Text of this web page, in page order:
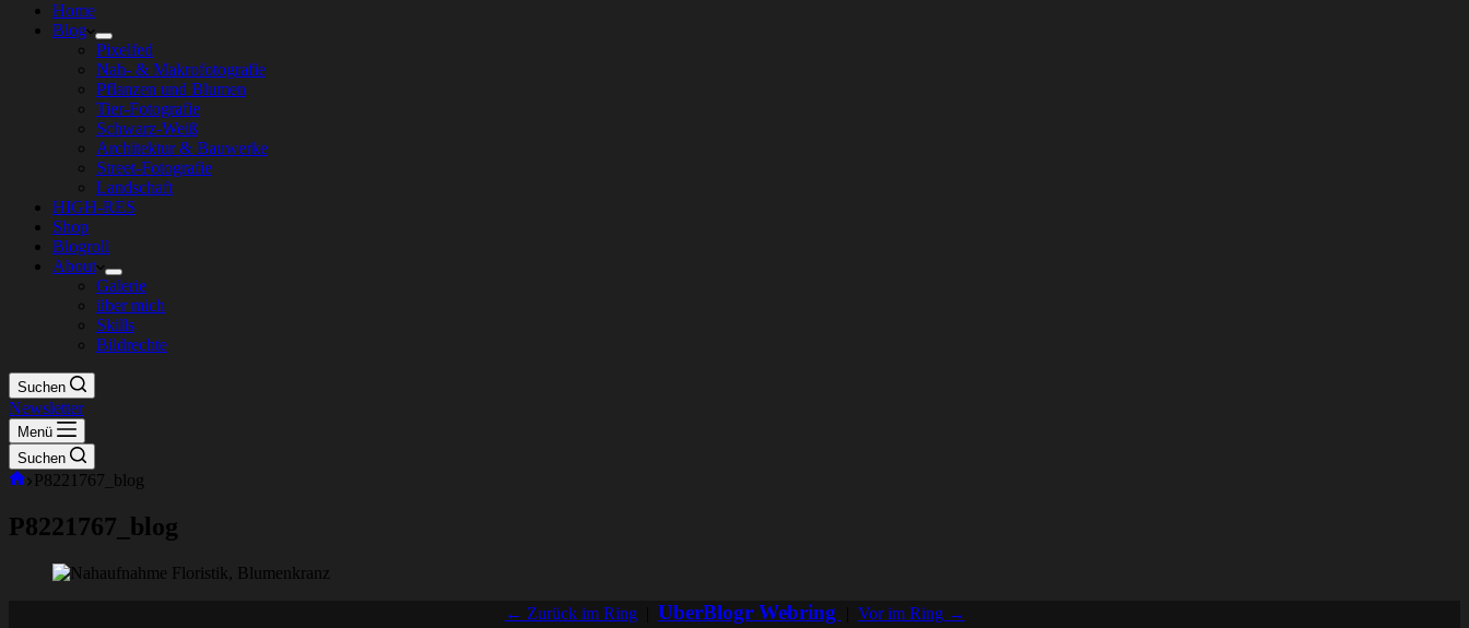
Home
Blog
Pixelfed
Nah- & Makrofotografie
Pflanzen und Blumen
Tier-Fotografie
Schwarz-Weiß
Architektur & Bauwerke
Street-Fotografie
Landschaft
HIGH-RES
Shop
Blogroll
About
Galerie
über mich
Skills
Bildrechte
Suchen
Newsletter
Menü
Suchen
StartP8221767_blog
P8221767_blog
← Zurück im Ring| UberBlogr Webring Vor im Ring →